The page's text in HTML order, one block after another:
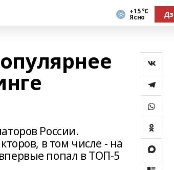
+15 °С
Ясно
России.
в том числе - на
попал в ТОП-5